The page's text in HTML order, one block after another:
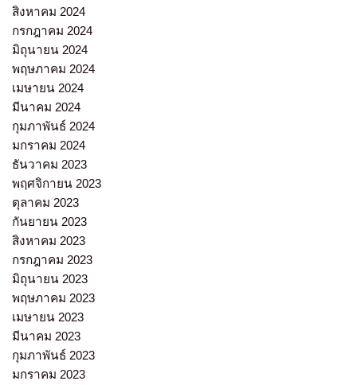
สิงหาคม 2024
กรกฎาคม 2024
มิถุนายน 2024
พฤษภาคม 2024
เมษายน 2024
มีนาคม 2024
กุมภาพันธ์ 2024
มกราคม 2024
ธันวาคม 2023
พฤศจิกายน 2023
ตุลาคม 2023
กันยายน 2023
สิงหาคม 2023
กรกฎาคม 2023
มิถุนายน 2023
พฤษภาคม 2023
เมษายน 2023
มีนาคม 2023
กุมภาพันธ์ 2023
มกราคม 2023